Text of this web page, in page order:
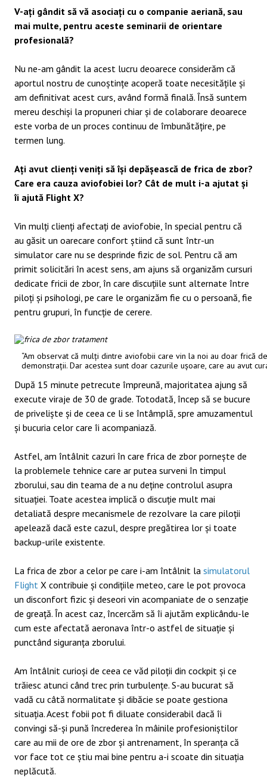
V-ați gândit să vă asociați cu o companie aeriană, sau
mai multe, pentru aceste seminarii de orientare
profesională?
Nu ne-am gândit la acest lucru deoarece considerăm că
aportul nostru de cunoștințe acoperă toate necesitățile și
am definitivat acest curs, având formă finală. Însă suntem
mereu deschiși la propuneri chiar și de colaborare deoarece
este vorba de un proces continuu de îmbunătățire, pe
termen lung.
Ați avut clienți veniți să își depășească de frica de zbor?
Care era cauza aviofobiei lor? Cât de mult i-a ajutat și
îi ajută Flight X?
Vin mulți clienți afectați de aviofobie, în special pentru că
au găsit un oarecare confort știind că sunt într-un
simulator care nu se desprinde fizic de sol. Pentru că am
primit solicitări în acest sens, am ajuns să organizăm cursuri
dedicate fricii de zbor, în care discuțiile sunt alternate între
piloți și psihologi, pe care le organizăm fie cu o persoană, fie
pentru grupuri, în funcție de cerere.
“Am observat că mulți dintre aviofobii care vin la noi au doar frică
demonstrații. Dar acestea sunt doar cazurile ușoare, care au avut
După 15 minute petrecute împreună, majoritatea ajung să
execute viraje de 30 de grade. Totodată, încep să se bucure
de priveliște și de ceea ce li se întâmplă, spre amuzamentul
și bucuria celor care îi acompaniază.
Astfel, am întâlnit cazuri în care frica de zbor pornește de
la problemele tehnice care ar putea surveni în timpul
zborului, sau din teama de a nu deține controlul asupra
situației. Toate acestea implică o discuție mult mai
detaliată despre mecanismele de rezolvare la care piloții
apelează dacă este cazul, despre pregătirea lor și toate
backup-urile existente.
La frica de zbor a celor pe care i-am întâlnit la simulatorul
Flight X contribuie și condițiile meteo, care le pot provoca
un disconfort fizic și deseori vin acompaniate de o senzație
de greață. În acest caz, încercăm să îi ajutăm explicându-le
cum este afectată aeronava într-o astfel de situație și
punctând siguranța zborului.
Am întâlnit curioși de ceea ce văd piloții din cockpit și ce
trăiesc atunci când trec prin turbulențe. S-au bucurat să
vadă cu câtă normalitate și dibăcie se poate gestiona
situația. Acest fobii pot fi diluate considerabil dacă îi
convingi să-și pună încrederea în mâinile profesioniștilor
care au mii de ore de zbor și antrenament, în speranța că
vor face tot ce știu mai bine pentru a-i scoate din situația
neplăcută.